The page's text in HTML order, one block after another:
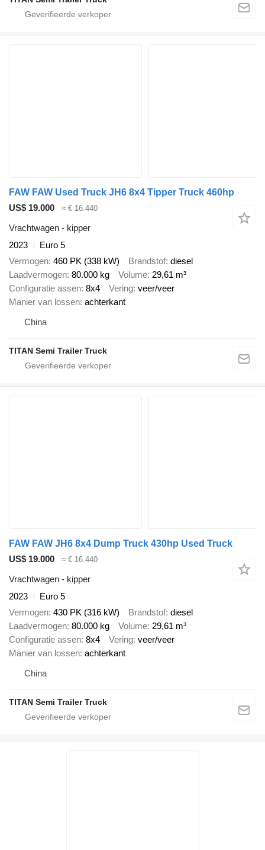
FAW FAW Used Truck JH6 8x4 Tipper Truck 460hp
US$ 19.000
≈ € 16.440
Vrachtwagen - kipper
2023
Euro 5
Vermogen 460 PK (338 kW) Brandstof diesel
Laadvermogen 80.000 kg Volume 29,61 m³
Configuratie assen 8x4 Vering veer/veer
Manier van lossen achterkant
China
TITAN Semi Trailer Truck
FAW FAW JH6 8x4 Dump Truck 430hp Used Truck
US$ 19.000
≈ € 16.440
Vrachtwagen - kipper
2023
Euro 5
Vermogen 430 PK (316 kW) Brandstof diesel
Laadvermogen 80.000 kg Volume 29,61 m³
Configuratie assen 8x4 Vering veer/veer
Manier van lossen achterkant
China
TITAN Semi Trailer Truck